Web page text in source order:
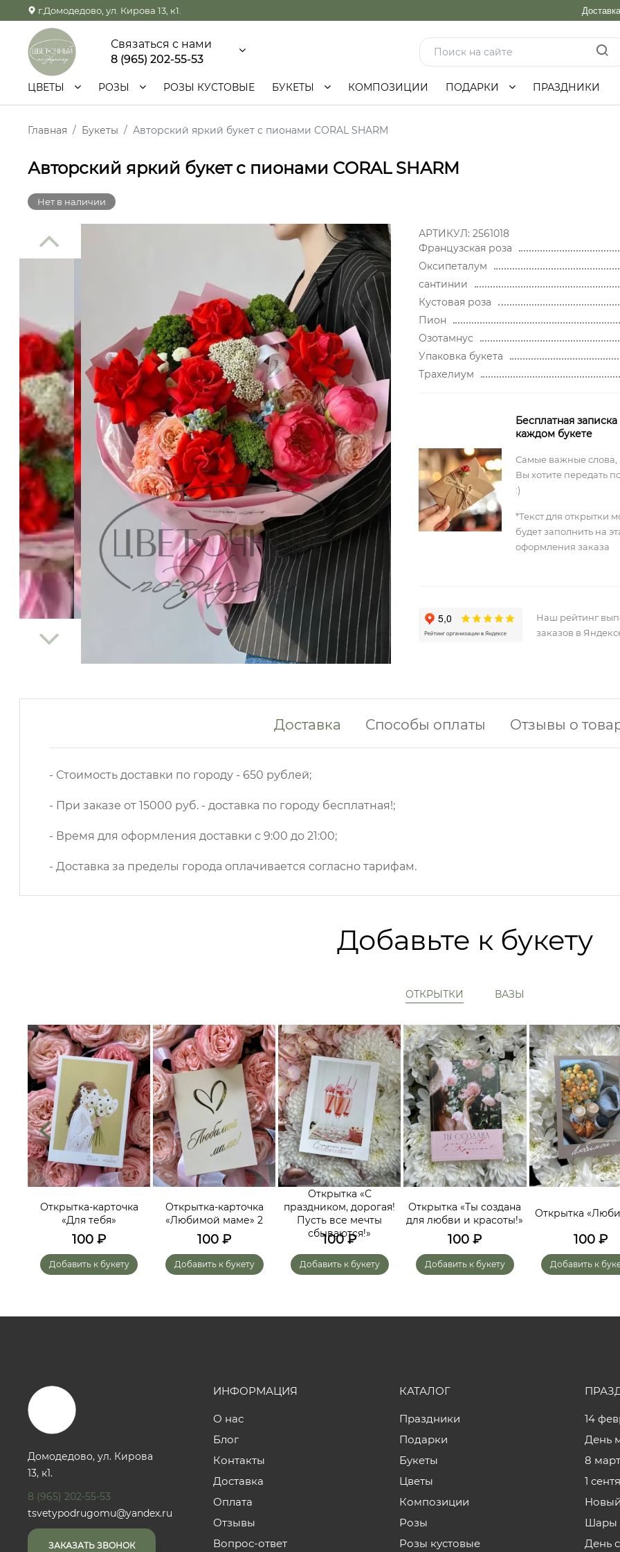
г.Домодедово, ул. Кирова 13, к1. Доставка
Связаться с нами
8 (965) 202-55-53
ЦВЕТЫ РОЗЫ РОЗЫ КУСТОВЫЕ БУКЕТЫ КОМПОЗИЦИИ ПОДАРКИ ПРАЗДНИКИ
Главная Букеты Авторский яркий букет с пионами CORAL SHARM
Авторский яркий букет с пионами CORAL SHARM
Нет в наличии
АРТИКУЛ: 2561018
Французская роза
Оксипеталум
сантинии
Кустовая роза
Пион
Озотамнус
Упаковка букета
Трахелиум
Бесплатная записка
каждом букете
Самые важные слова,
Вы хотите передать
:)
*Текст для открытки
будет заполнить на
оформления заказа
Наш рейтинг
заказов в
Доставка Способы оплаты Отзывы о
- Стоимость доставки по городу - 650 рублей;
- При заказе от 15000 руб. - доставка по городу бесплатная!;
- Время для оформления доставки с 9:00 до 21:00;
- Доставка за пределы города оплачивается согласно тарифам.
Добавьте к букету
ОТКРЫТКИ ВАЗЫ
Открытка-карточка
«Для тебя»
100 ₽
Добавить к букету
Открытка-карточка
«Любимой маме» 2
100 ₽
Добавить к букету
Открытка «С
праздником, дорогая!
Пусть все мечты
сбываются!»
100₽
Добавить к букету
Открытка «Ты создана
для любви и красоты!»
100 ₽
Добавить к букету
Открытка
100₽
Добавить к
Домодедово, ул. Кирова
13, к1.
8 (965) 202-55-53
tsvetypodrugomu@yandex.ru
ЗАКАЗАТЬ ЗВОНОК
ИНФОРМАЦИЯ
О нас
Блог
Контакты
Доставка
Оплата
Отзывы
Вопрос-ответ
КАТАЛОГ
Праздники
Подарки
Букеты
Цветы
Композиции
Розы
Розы кустовые
14
День
8
1
Шары
День